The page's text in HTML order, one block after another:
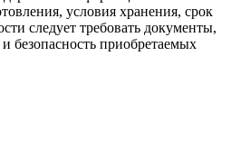
условия хранения, срок
следует требовать документы,
безопасность приобретаемых